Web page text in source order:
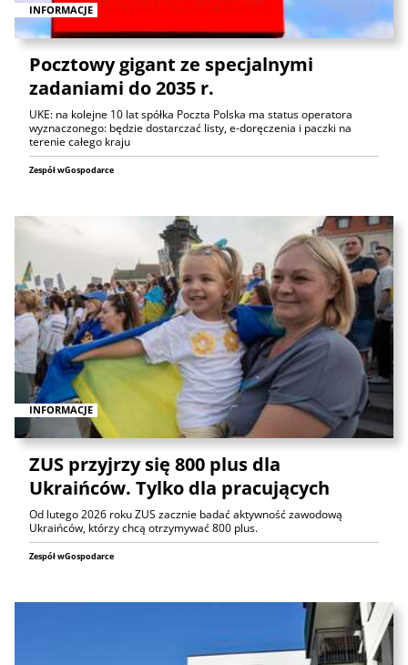
INFORMACJE
Pocztowy gigant ze specjalnymi
zadaniami do 2035 r.
UKE: na kolejne 10 lat spółka Poczta Polska ma status operatora
wyznaczonego: będzie dostarczać listy, e-doręczenia i paczki na
terenie całego kraju
Zespół wGospodarce
INFORMACJE
ZUS przyjrzy się 800 plus dla
Ukraińców. Tylko dla pracujących
Od lutego 2026 roku ZUS zacznie badać aktywność zawodową
Ukraińców, którzy chcą otrzymywać 800 plus.
Zespół wGospodarce